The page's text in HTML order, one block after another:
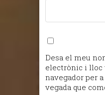
Desa el meu
electrònic i lloc
navegador per
vegada que